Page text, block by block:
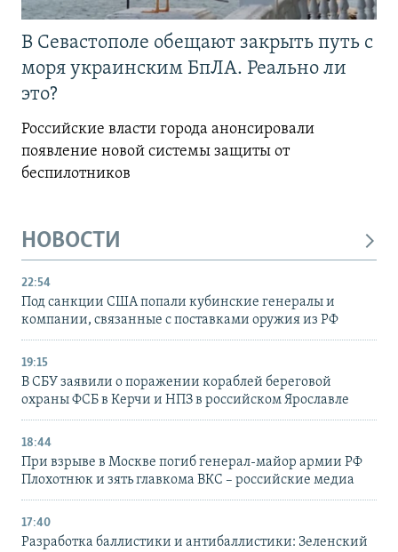
В Севастополе обещают закрыть путь с
моря украинским БпЛА. Реально ли
это?
Российские власти города анонсировали
появление новой системы защиты от
беспилотников
НОВОСТИ
22:54
Под санкции США попали кубинские генералы и
компании, связанные с поставками оружия из РФ
19:15
В СБУ заявили о поражении кораблей береговой
охраны ФСБ в Керчи и НПЗ в российском Ярославле
18:44
При взрыве в Москве погиб генерал-майор армии РФ
Плохотнюк и зять главкома ВКС – российские медиа
17:40
Разработка баллистики и антибаллистики: Зеленский